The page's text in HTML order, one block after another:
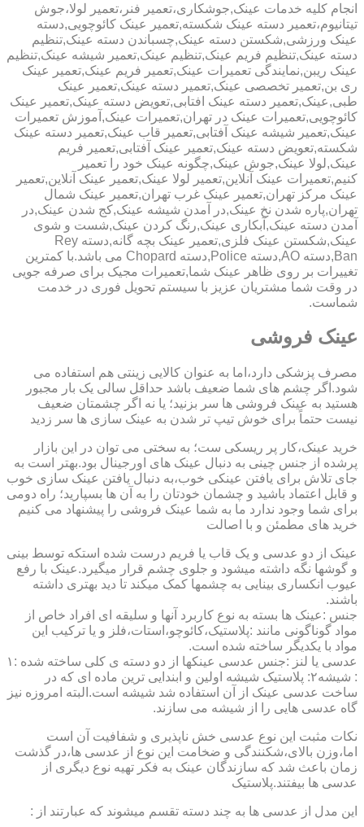
انجام کلیه خدمات عینک,جوشکاری،تعمیر فنر،تعمیر لولا،جوش
تیتانیوم،تعمیر دسته عینک شکسته,تعمیر عینک کائوچویی,دسته
عینک ورزشی,شکستن دسته عینک,چسباندن دسته عینک,تنظیم
دسته عینک,تنظیم فریم عینک,تنظیم عینک,تعمیر شیشه عینک,تنظیم
عینک ریبن,نمایندگی تعمیرات عینک,تعمیر فریم عینک,تعمیر عینک
ری بن,تعمیر تخصصی عینک,تعمیر دسته عینک,تعمیر عینک
طبی,عینک,تعمیر دسته عینک افتابی,تعویض دسته عینک,تعمیر عینک
کائوچویی,تعمیرات عینک در تهران,تعمیرات عینک,آموزش تعمیرات
عینک,تعمیر شیشه عینک آفتابی,تعمیر قاب عینک,تعمیر دسته عینک
شکسته,تعویض دسته عینک,تعمیر عینک آفتابی,تعمیر فریم
عینک,لولا عینک,جوش عینک,چگونه عینک خود را تعمیر
کنیم,تعمیرات عینک آنلاین,تعمیر لولا عینک,تعمیر عینک آنلاین,تعمیر
عینک مرکز تهران,تعمیر عینک غرب تهران,تعمیر عینک شمال
تهران,پاره شدن نخ عینک,در آمدن شیشه عینک,کج شدن عینک,در
آمدن دسته عینک,آبکاری عینک,رنگ کردن عینک,شست و شوی
عینک,شکستن عینک فلزی,تعمیر عینک بچه گانه,دسته Rey
Ban,دسته AO,دسته Police,دسته Chopard می باشد.با کمترین
تغییرات بر روی ظاهر عینک شما,تعمیرات مجیک برای صرفه جویی
در وقت شما مشتریان عزیز با سیستم تحویل فوری در خدمت
شماست.
عینک فروشی
مصرف پزشکی دارد،اما به عنوان کالایی زینتی هم استفاده می
شود.اگر چشم های شما ضعیف باشد حداقل سالی یک بار مجبور
هستید به عینک فروشی ها سر بزنید؛ یا نه اگر چشمتان ضعیف
نیست حتماً برای خوش تیپ تر شدن به عینک سازی ها سر زدید
خرید عینک،کار پر ریسکی ست؛ به سختی می توان در این بازار
پرشده از جنس چینی به دنبال عینک های اورجینال بود.بهتر است به
جای تلاش برای یافتن عینکی خوب،به دنبال یافتن عینک سازی خوب
و قابل اعتماد باشید و چشمان خودتان را به آن ها بسپارید؛ راه دومی
برای شما وجود ندارد ما به شما عینک فروشی را پیشنهاد می کنیم
خرید های مطمئن و با اصالت
عینک از دو عدسی و یک قاب یا فریم درست شده استکه توسط بینی
و گوشها نگه داشته میشود و جلوی چشم قرار میگیرد.عینک با رفع
عیوب انکساری بینایی به چشمها کمک میکند تا دید بهتری داشته
باشند.
جنس :عینک ها بسته به نوع کاربرد آنها و سلیقه ای افراد خاص از
مواد گوناگونی مانند :پلاستیک،کائوچو،استات،فلز و یا ترکیب این
مواد با یکدیگر ساخته شده است.
عدسی یا لنز :جنس عدسی عینکها از دو دسته ی کلی ساخته شده :۱
: شیشه۲: پلاستیک شیشه اولین و ابندایی ترین ماده ای که در
ساخت عدسی عینک از آن استفاده شد شیشه است.البته امروزه نیز
گاه عدسی هایی را از شیشه می سازند.
نکات مثبت این نوع عدسی خش ناپذیری و شفافیت آن است
اما،وزن بالای،شکنندگی و ضخامت این نوع از عدسی ها،در گذشت
زمان باعث شد که سازندگان عینک به فکر تهیه نوع دیگری از
عدسی ها بیفتند.پلاستیک
این مدل از عدسی ها به چند دسته تقسم میشوند که عبارتند از :